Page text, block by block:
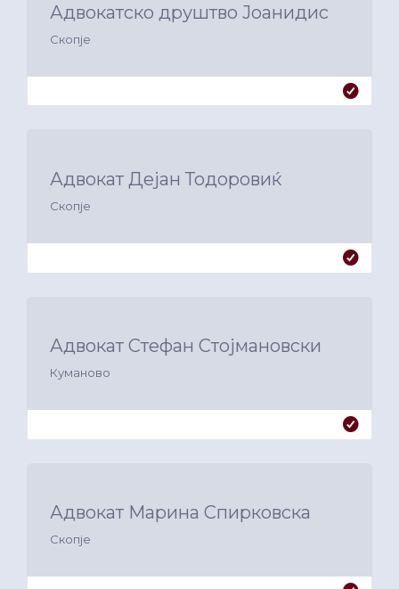
Адвокатско друштво Јоанидис
Скопје
Адвокат Дејан Тодоровиќ
Скопје
Адвокат Стефан Стојмановски
Куманово
Адвокат Марина Спирковска
Скопје